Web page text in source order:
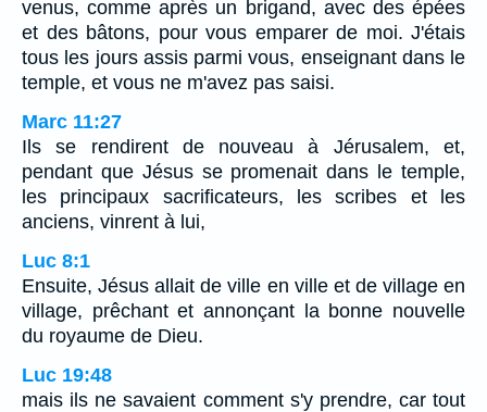
venus, comme après un brigand, avec des épées
et des bâtons, pour vous emparer de moi. J'étais
tous les jours assis parmi vous, enseignant dans le
temple, et vous ne m'avez pas saisi.
Marc 11:27
Ils se rendirent de nouveau à Jérusalem, et,
pendant que Jésus se promenait dans le temple,
les principaux sacrificateurs, les scribes et les
anciens, vinrent à lui,
Luc 8:1
Ensuite, Jésus allait de ville en ville et de village en
village, prêchant et annonçant la bonne nouvelle
du royaume de Dieu.
Luc 19:48
mais ils ne savaient comment s'y prendre, car tout